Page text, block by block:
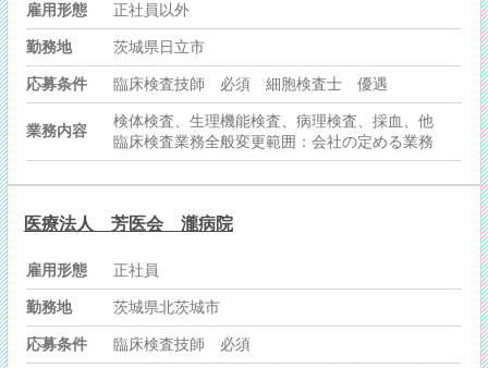
雇用形態 正社員以外
勤務地 茨城県日立市
応募条件 臨床検査技師 必須 細胞検査士 優遇
業務内容
検体検査、生理機能検査、病理検査、採血、他
臨床検査業務全般変更範囲：会社の定める業務
医療法人 芳医会 瀧病院
雇用形態 正社員
勤務地 茨城県北茨城市
応募条件 臨床検査技師 必須